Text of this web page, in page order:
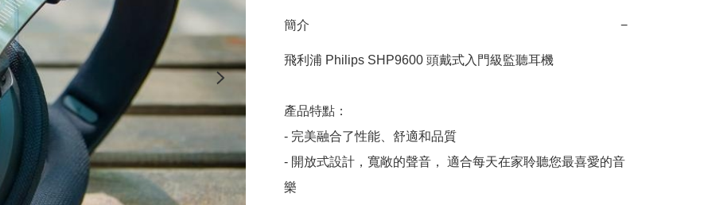
簡介 −
飛利浦 Philips SHP9600 頭戴式入門級監聽耳機
產品特點：
- 完美融合了性能、舒適和品質
- 開放式設計，寬敞的聲音， 適合每天在家聆聽您最喜愛的音
樂